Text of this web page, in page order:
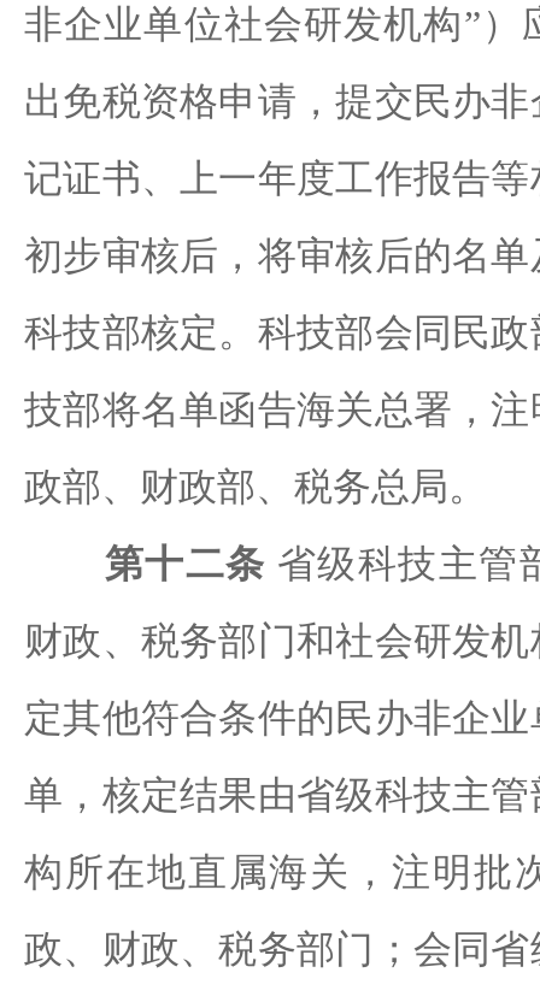
非企业单位社会研发机构”）
出免税资格申请，提交民办
记证书、上一年度工作报告
初步审核后，将审核后的名
科技部核定。科技部会同民
技部将名单函告海关总署，
政部、财政部、税务总局。
第十二条 省级科技主管
财政、税务部门和社会研发
定其他符合条件的民办非企
单，核定结果由省级科技主
构所在地直属海关，注明批
政、财政、税务部门；会同